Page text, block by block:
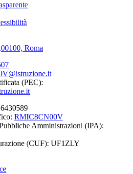
Roma
(PEC):
RMIC8CN00V
Amministrazioni (IPA):
(CUF): UF1ZLY